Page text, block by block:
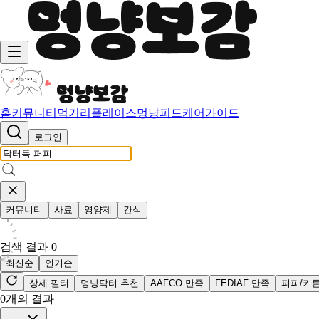
홈커뮤니티 먹거리 플레이스멍냥피드케어가이드
로그인
커뮤니티 사료 영양제 간식
검색 결과 0
최신순
인기순
상세 필터
멍냥닥터 추천 AAFCO 만족 FEDIAF 만족 퍼피/키
0개의 결과